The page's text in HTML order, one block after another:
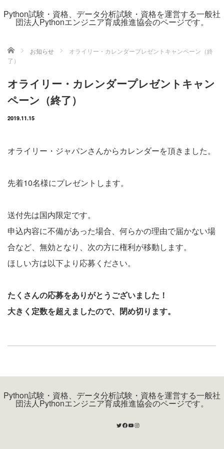
Python試験・資格、データ分析試験・資格を運営する一般社
団法人Pythonエンジニア育成推進協会のページです。
ホーム お知らせ
オライリー・カレンダープレゼントキャンペーン（終
了）
オライリー・カレンダープレゼントキャン
ペーン（終了）
2019.11.15
オライリー・ジャパンさんからカレンダーを頂きました。
先着10名様にプレゼントします。
送付先は国内限定です。
申込内容に不備があった場合、何らかの理由で届かない場
合など、無効となり、次の方に権利が移動します。
ほしい方は以下より応募ください。
たくさんの応募をありがとうございました！
大きく定数を超えましたので、閉め切ります。
Python試験・資格、データ分析試験・資格を運営する一般社
団法人Pythonエンジニア育成推進協会のページです。
Twitter
Facebook
YouTube
Instagram